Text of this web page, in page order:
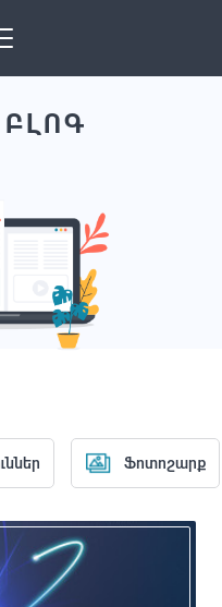
Ֆոտոշարք